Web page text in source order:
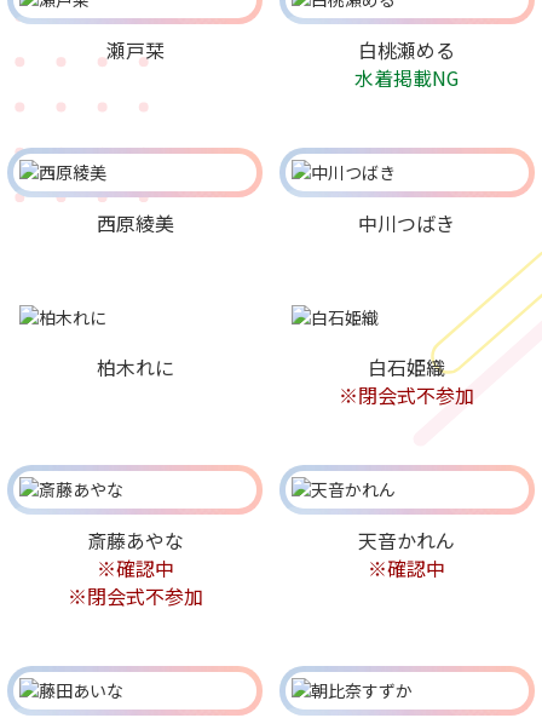
瀬戸栞
白桃瀬める
水着掲載NG
西原綾美 中川つばき
柏木れに
白石姫織
※閉会式不参加
斎藤あやな
※確認中
※閉会式不参加
天音かれん
※確認中